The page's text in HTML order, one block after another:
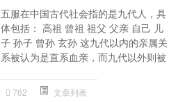
五服在中国古代社会指的是九代人，具
体包括： 高祖 曾祖 祖父 父亲 自己 儿
子 孙子 曾孙 玄孙 这九代以内的亲属关
系被认为是直系血亲，而九代以外则被
762 文章列表